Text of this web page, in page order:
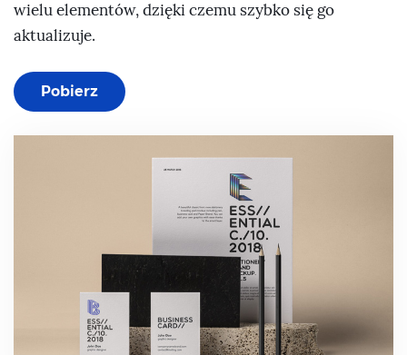
wielu elementów, dzięki czemu szybko się go
aktualizuje.
Pobierz